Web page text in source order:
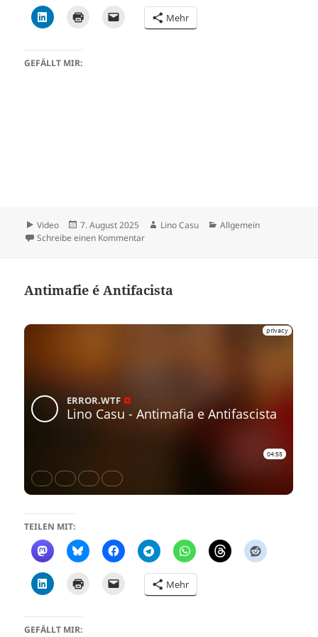
Mehr
GEFÄLLT MIR:
Format
Video
Veröffentlicht
am
7. August 2025 Autor
Lino Casu Kategorien
Allgemein
Schreibe einen Kommentarzu Numeri
Antimafie é Antifacista
TEILEN MIT:
Mehr
GEFÄLLT MIR: